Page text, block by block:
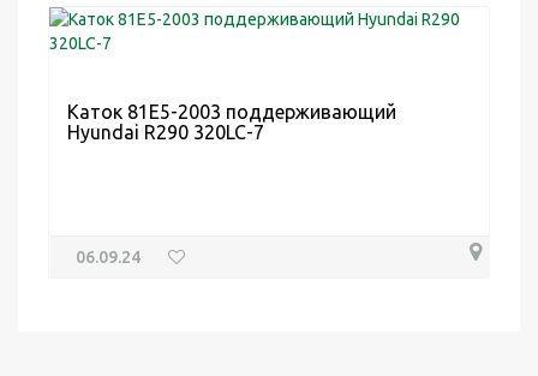
Каток 81E5-2003 поддерживающий
Hyundai R290 320LC-7
06.09.24